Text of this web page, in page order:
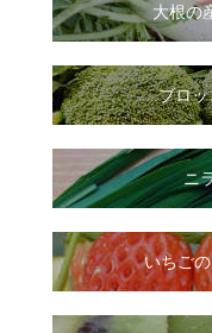
大根の
ブロ
ニ
いちごの